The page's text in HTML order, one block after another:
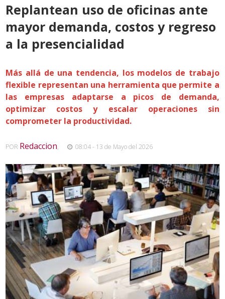
Replantean uso de oficinas ante
mayor demanda, costos y regreso
a la presencialidad
Más allá de una tendencia, los modelos de trabajo
flexible representan una herramienta que permite a
las empresas adaptarse a picos de demanda,
optimizar costos y escalar operaciones sin
comprometer la productividad.
POR Redaccion, 08:04 - 13 de Mayo del 2026